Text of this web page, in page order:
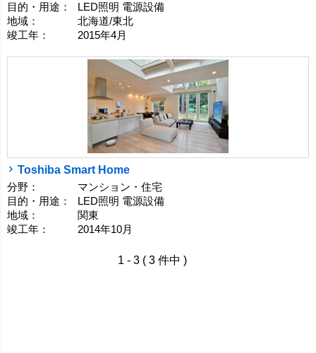
目的・用途：
LED照明 電源設備
地域：
北海道/東北
竣工年：
2015年4月
Toshiba Smart Home
分野：
マンション・住宅
目的・用途：
LED照明 電源設備
地域：
関東
竣工年：
2014年10月
1 - 3 ( 3 件中 )